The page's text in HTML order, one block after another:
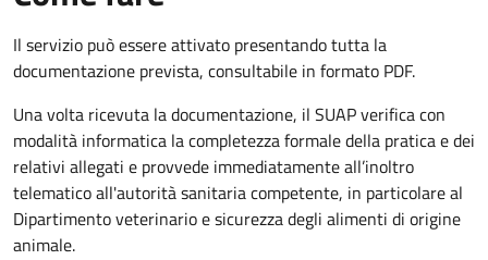
Il servizio può essere attivato presentando tutta la
documentazione prevista, consultabile in formato PDF.
Una volta ricevuta la documentazione, il SUAP verifica con
modalità informatica la completezza formale della pratica e dei
relativi allegati e provvede immediatamente all’inoltro
telematico all'autorità sanitaria competente, in particolare al
Dipartimento veterinario e sicurezza degli alimenti di origine
animale.